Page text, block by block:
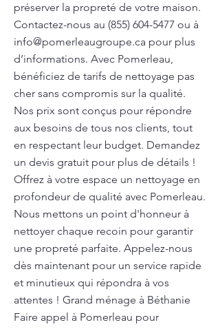
préserver la propreté de votre maison.
Contactez-nous au (855) 604-5477 ou à
info@pomerleaugroupe.ca pour plus
d’informations. Avec Pomerleau,
bénéficiez de tarifs de nettoyage pas
cher sans compromis sur la qualité.
Nos prix sont conçus pour répondre
aux besoins de tous nos clients, tout
en respectant leur budget. Demandez
un devis gratuit pour plus de détails !
Offrez à votre espace un nettoyage en
profondeur de qualité avec Pomerleau.
Nous mettons un point d'honneur à
nettoyer chaque recoin pour garantir
une propreté parfaite. Appelez-nous
dès maintenant pour un service rapide
et minutieux qui répondra à vos
attentes ! Grand ménage à Béthanie
Faire appel à Pomerleau pour